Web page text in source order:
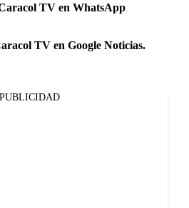
TV en WhatsApp
TV en Google Noticias.
PUBLICIDAD